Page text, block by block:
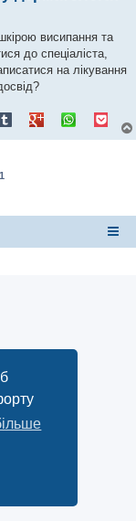
висипання та
до спеціаліста,
на лікування
1